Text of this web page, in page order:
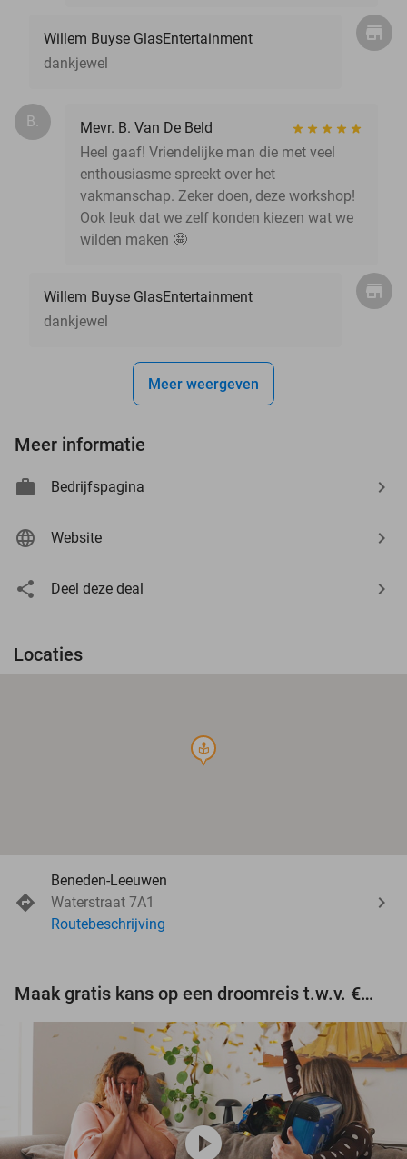
Willem Buyse GlasEntertainment
dankjewel
B.
Mevr. B. Van De Beld
Heel gaaf! Vriendelijke man die met veel
enthousiasme spreekt over het
vakmanschap. Zeker doen, deze workshop!
Ook leuk dat we zelf konden kiezen wat we
wilden maken 🤩
Willem Buyse GlasEntertainment
dankjewel
Meer weergeven
Meer informatie
Bedrijfspagina
Website
Deel deze deal
Locaties
course
Beneden-Leeuwen
Waterstraat 7A1
Routebeschrijving
Maak gratis kans op een droomreis t.w.v. €3.000!
play_circle